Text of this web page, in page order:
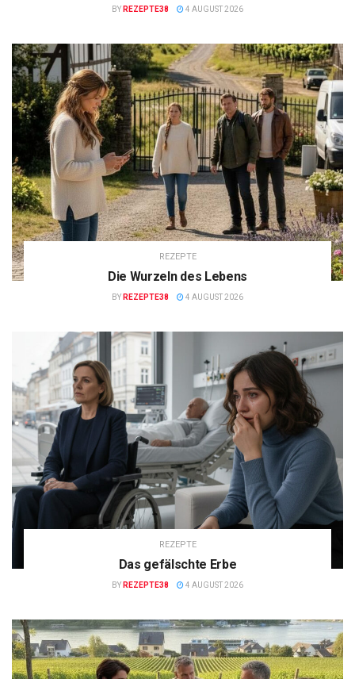
BY REZEPTE38 4 AUGUST 2026
REZEPTE
Die Wurzeln des Lebens
BY REZEPTE38 4 AUGUST 2026
REZEPTE
Das gefälschte Erbe
BY REZEPTE38 4 AUGUST 2026